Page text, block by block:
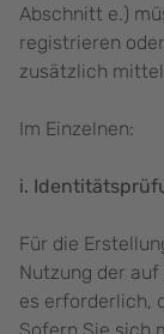
Abschnitt e.)
registrieren
zusätzlich
Im Einzelnen:
i.
Für die
Nutzung der
es erforderlich,